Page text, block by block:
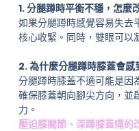
1. 分腿蹲時平衡不穩，怎麼
如果分腿蹲時感覺容易失去
核心收緊。同時，雙眼可以
2. 為什麼分腿蹲時膝蓋會感
分腿蹲時膝蓋不適可能是因
確保膝蓋朝向腳尖方向，並
力。
壓迫膝關節、深蹲膝蓋痛的